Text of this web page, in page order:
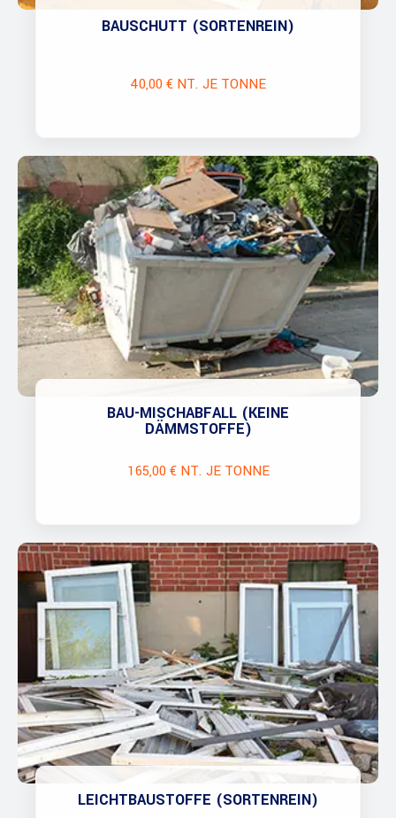
BAUSCHUTT (SORTENREIN)
40,00 € NT. JE TONNE
BAU-MISCHABFALL (KEINE
DÄMMSTOFFE)
165,00 € NT. JE TONNE
LEICHTBAUSTOFFE (SORTENREIN)